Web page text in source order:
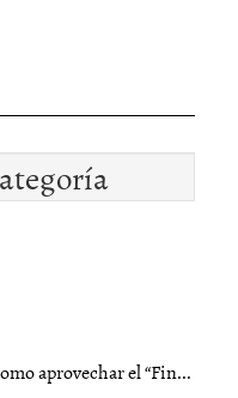
aprovechar el “Fin...